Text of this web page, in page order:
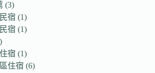
(3)
宿 (1)
宿 (1)
宿 (1)
住宿 (6)